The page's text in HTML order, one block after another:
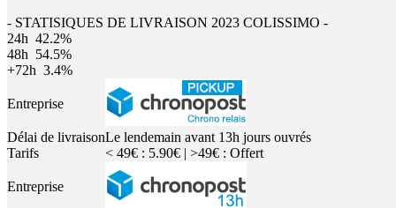
- STATISIQUES DE LIVRAISON 2023 COLISSIMO -
24h 42.2%
48h 54.5%
+72h 3.4%
Entreprise
Délai de livraisonLe lendemain avant 13h jours ouvrés
Tarifs
< 49€ : 5.90€ | >49€ : Offert
Entreprise